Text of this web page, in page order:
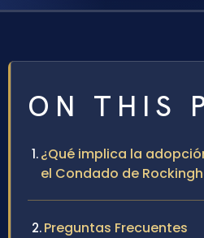
ON THIS
¿Qué implica la
el Condado de
Preguntas Frecuentes